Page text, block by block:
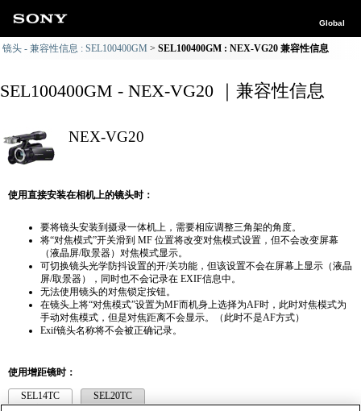
Global
镜头 - 兼容性信息 : SEL100400GM SEL100400GM : NEX-VG20 兼容性信息
SEL100400GM - NEX-VG20 ｜兼容性信息
NEX-VG20
使用直接安装在相机上的镜头时：
要将镜头安装到摄录一体机上，需要相应调整三角架的角度。
将“对焦模式”开关滑到 MF 位置将改变对焦模式设置，但不会改变屏幕
（液晶屏/取景器）对焦模式显示。
可切换镜头光学防抖设置的开/关功能，但该设置不会在屏幕上显示（液晶
屏/取景器），同时也不会记录在 EXIF信息中。
无法使用镜头的对焦锁定按钮。
在镜头上将“对焦模式”设置为MF而机身上选择为AF时，此时对焦模式为
手动对焦模式，但是对焦距离不会显示。（此时不是AF方式）
Exif镜头名称将不会被正确记录。
使用增距镜时：
SEL14TC SEL20TC